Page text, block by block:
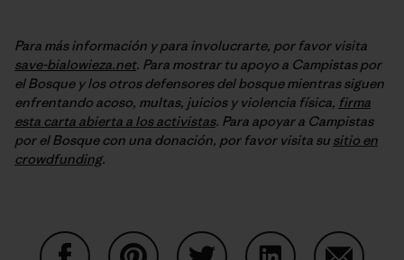
Para más información y para involucrarte, por favor visita
save-bialowieza.net. Para mostrar tu apoyo a Campistas por
el Bosque y los otros defensores del bosque mientras siguen
enfrentando acoso, multas, juicios y violencia física, firma
esta carta abierta a los activistas. Para apoyar a Campistas
por el Bosque con una donación, por favor visita su sitio en
crowdfunding.